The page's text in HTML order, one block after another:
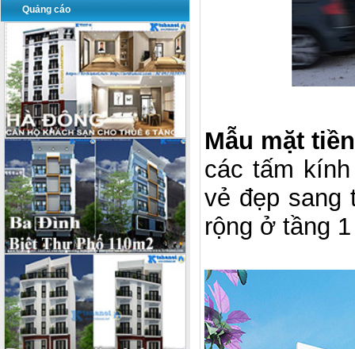
Quảng cáo
Mẫu mặt
các tấm
vẻ đẹp sang
rộng ở tầng